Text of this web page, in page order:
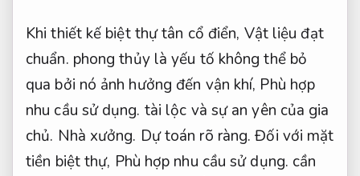
Khi thiết kế biệt thự tân cổ điển, Vật liệu đạt
chuẩn. phong thủy là yếu tố không thể bỏ
qua bởi nó ảnh hưởng đến vận khí, Phù hợp
nhu cầu sử dụng. tài lộc và sự an yên của gia
chủ. Nhà xưởng. Dự toán rõ ràng. Đối với mặt
tiền biệt thự, Phù hợp nhu cầu sử dụng. cần